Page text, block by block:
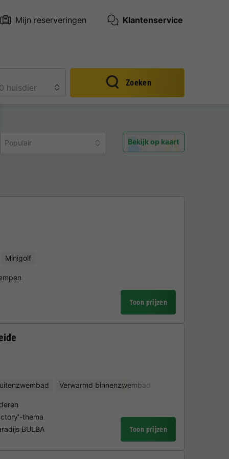
Mijn reserveringen Klantenservice
Zoeken
Populair Bekijk op kaart
Minigolf
Toon prijzen
Verwarmd binnenzwembad
thema
BULBA
Toon prijzen